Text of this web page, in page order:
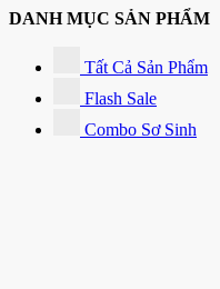
DANH MỤC SẢN PHẨM
Tất Cả Sản Phẩm
Flash Sale
Combo Sơ Sinh